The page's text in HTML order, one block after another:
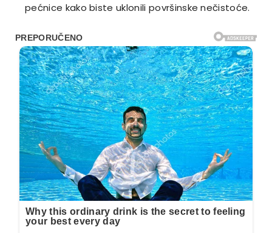
pećnice kako biste uklonili površinske nečistoće.